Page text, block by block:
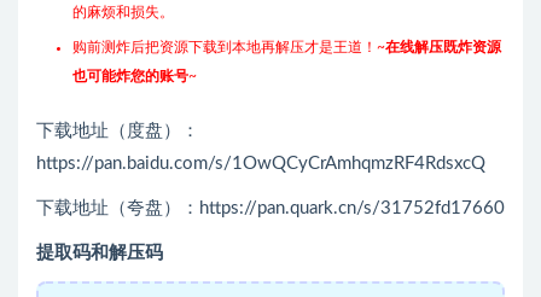
的麻烦和损失。
购前测炸后把资源下载到本地再解压才是王道！~在线解压既炸资源
也可能炸您的账号~
下载地址（度盘）：
https://pan.baidu.com/s/1OwQCyCrAmhqmzRF4RdsxcQ
下载地址（夸盘）：https://pan.quark.cn/s/31752fd17660
提取码和解压码